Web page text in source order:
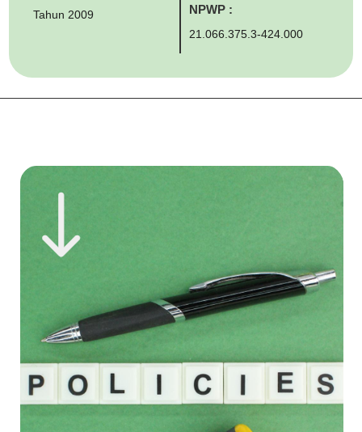
Tahun 2009
NPWP :
21.066.375.3-424.000